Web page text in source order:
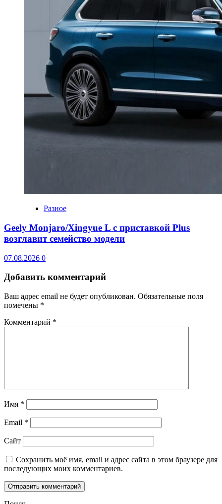
Разное
Geely Monjaro/Xingyue L с приставкой Plus
возглавит семейство модели
07.08.2026 0
Добавить комментарий
Ваш адрес email не будет опубликован. Обязательные поля
помечены *
Комментарий *
Имя *
Email *
Сайт
Сохранить моё имя, email и адрес сайта в этом браузере для
последующих моих комментариев.